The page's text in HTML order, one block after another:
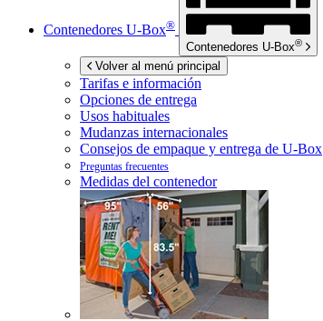
Contenedores U-Box®
Contenedores U-Box®
Volver al menú principal
Tarifas e información
Opciones de entrega
Usos habituales
Mudanzas internacionales
Consejos de empaque y entrega de U-Box
Preguntas frecuentes
Medidas del contenedor